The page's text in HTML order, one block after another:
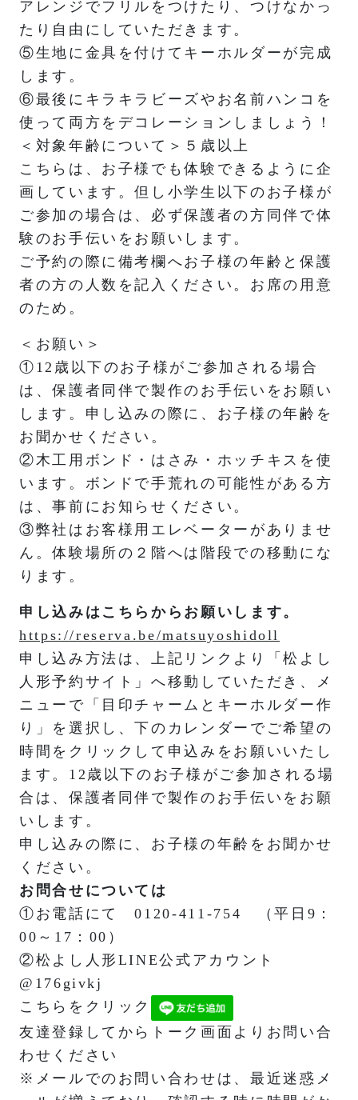
アレンジでフリルをつけたり、つけなかっ
たり自由にしていただきます。
⑤生地に金具を付けてキーホルダーが完成
します。
⑥最後にキラキラビーズやお名前ハンコを
使って両方をデコレーションしましょう！
＜対象年齢について＞５歳以上
こちらは、お子様でも体験できるように企
画しています。但し小学生以下のお子様が
ご参加の場合は、必ず保護者の方同伴で体
験のお手伝いをお願いします。
ご予約の際に備考欄へお子様の年齢と保護
者の方の人数を記入ください。お席の用意
のため。
＜お願い＞
①12歳以下のお子様がご参加される場合
は、保護者同伴で製作のお手伝いをお願い
します。申し込みの際に、お子様の年齢を
お聞かせください。
②木工用ボンド・はさみ・ホッチキスを使
います。ボンドで手荒れの可能性がある方
は、事前にお知らせください。
③弊社はお客様用エレベーターがありませ
ん。体験場所の２階へは階段での移動にな
ります。
申し込みはこちらからお願いします。
https://reserva.be/matsuyoshidoll
申し込み方法は、上記リンクより「松よし
人形予約サイト」へ移動していただき、メ
ニューで「目印チャームとキーホルダー作
り」を選択し、下のカレンダーでご希望の
時間をクリックして申込みをお願いいたし
ます。12歳以下のお子様がご参加される場
合は、保護者同伴で製作のお手伝いをお願
いします。
申し込みの際に、お子様の年齢をお聞かせ
ください。
お問合せについては
①お電話にて 0120-411-754 （平日9：
00～17：00）
②松よし人形LINE公式アカウント
@176givkj
こちらをクリック
友達登録してからトーク画面よりお問い合
わせください
※メールでのお問い合わせは、最近迷惑メ